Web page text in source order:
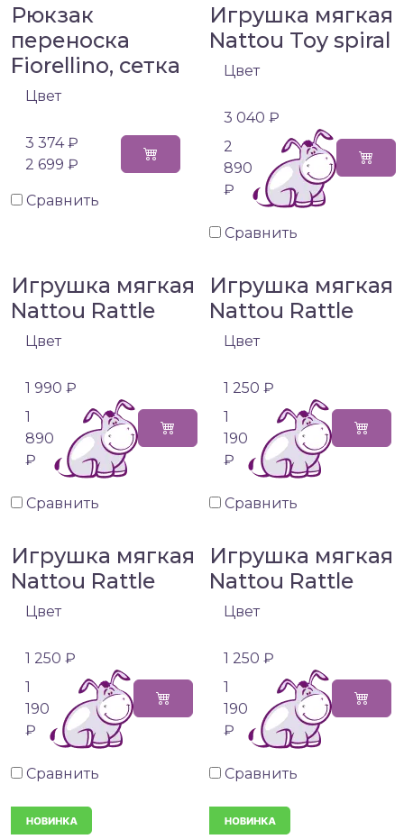
Рюкзак
переноска
Fiorellino, сетка
Цвет
3 374 ₽
2 699 ₽
Сравнить
Игрушка мягкая
Nattou Toy spiral
Цвет
3 040 ₽
2
890
₽
Сравнить
Игрушка мягкая
Nattou Rattle
Цвет
1 990 ₽
1
890
₽
Сравнить
Игрушка мягкая
Nattou Rattle
Цвет
1 250 ₽
1
190
₽
Сравнить
Игрушка мягкая
Nattou Rattle
Цвет
1 250 ₽
1
190
₽
Сравнить
Игрушка мягкая
Nattou Rattle
Цвет
1 250 ₽
1
190
₽
Сравнить